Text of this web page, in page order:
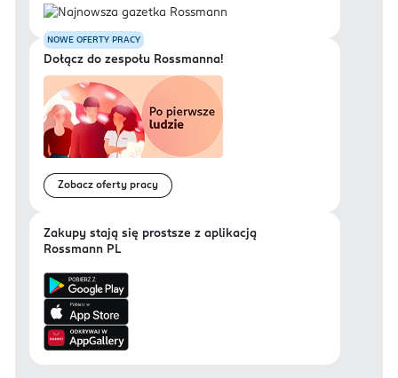
NOWE OFERTY PRACY
Dołącz do zespołu Rossmanna!
Zobacz oferty pracy
Zakupy stają się prostsze z aplikacją
Rossmann PL